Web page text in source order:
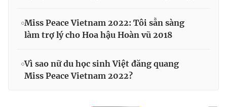
Miss Peace Vietnam 2022: Tôi sẵn sàng
làm trợ lý cho Hoa hậu Hoàn vũ 2018
Vì sao nữ du học sinh Việt đăng quang
Miss Peace Vietnam 2022?